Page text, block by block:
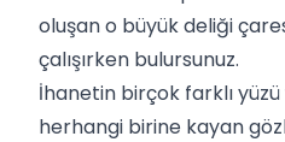
oluşan o büyük deliği
çalışırken bulursunuz.
İhanetin birçok farklı
herhangi birine kayan